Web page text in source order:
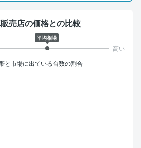
売店の価格との比較
平均相場
と市場に出ている台数の割合